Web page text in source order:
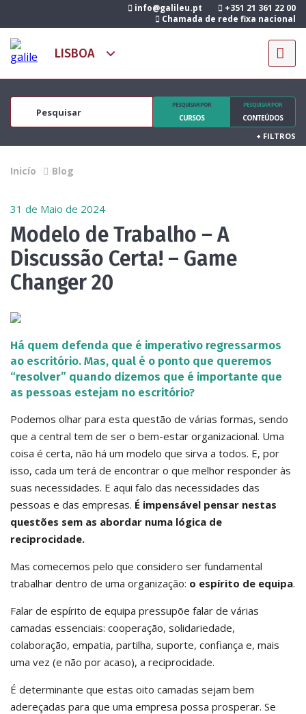
info@galileu.pt
+351 21 361 22 00
Chamada de rede fixa nacional
PESQUISAR POR
CURSOS
PESQUISAR POR
CONTEÚDOS
+ FILTROS
Inicío Blog
31 de Maio de 2024
Modelo de Trabalho – A
Discussão Certa! – Game
Changer 20
Há quem defenda que é imperativo regressarmos
ao escritório. Mas, qual é o ponto que queremos
“resolver” quando dizemos que é importante que
as pessoas estejam no escritório?
Podemos olhar para esta questão de várias formas, sendo
que a central tem de ser o bem-estar organizacional. Uma
coisa é certa, não há um modelo que sirva a todos. E, por
isso, cada um terá de encontrar o que melhor responder às
suas necessidades. E aqui falo das necessidades das
pessoas e das empresas. É impensável pensar nestas
questões sem as abordar numa lógica de
reciprocidade.
Mas comecemos pelo que considero ser fundamental
trabalhar dentro de uma organização: o espírito de equipa.
Falar de espírito de equipa pressupõe falar de várias
camadas essenciais: cooperação, solidariedade,
colaboração, empatia, partilha, suporte, confiança e, mais
uma vez (e não por acaso), a reciprocidade.
É determinante que estas oito camadas sejam bem
adereçadas para que uma empresa possa prosperar. Se